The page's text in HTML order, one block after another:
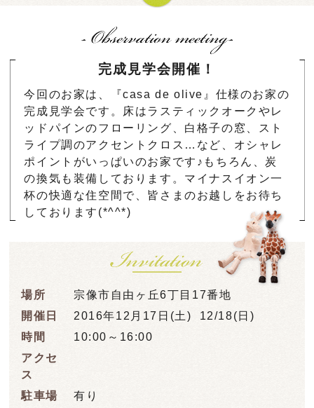
完成見学会開催！
今回のお家は、『casa de olive』仕様のお家の
完成見学会です。床はラスティックオークやレ
ッドパインのフローリング、白格子の窓、スト
ライプ調のアクセントクロス…など、オシャレ
ポイントがいっぱいのお家です♪もちろん、炭
の換気も装備しております。マイナスイオン一
杯の快適な住空間で、皆さまのお越しをお待ち
しております(*^^*)
場所
宗像市自由ヶ丘6丁目17番地
開催日
2016年12月17日(土) 12/18(日)
時間
10:00～16:00
アクセ
ス
駐車場
有り